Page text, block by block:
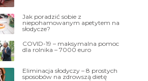
Jak poradzić sobie z
niepohamowanym apetytem na
słodycze?
COVID-19 – maksymalna pomoc
dla rolnika – 7000 euro
Eliminacja słodyczy – 8 prostych
sposobów na zdrowszą dietę